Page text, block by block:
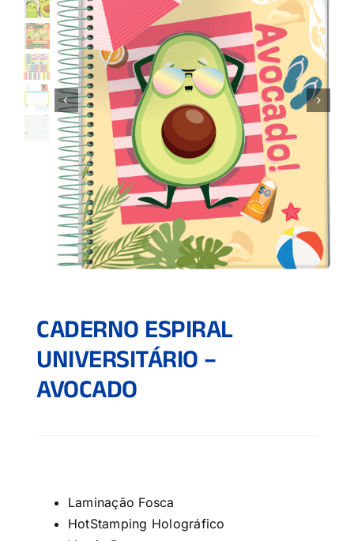
CADERNO ESPIRAL
UNIVERSITÁRIO –
AVOCADO
Laminação Fosca
HotStamping Holográfico